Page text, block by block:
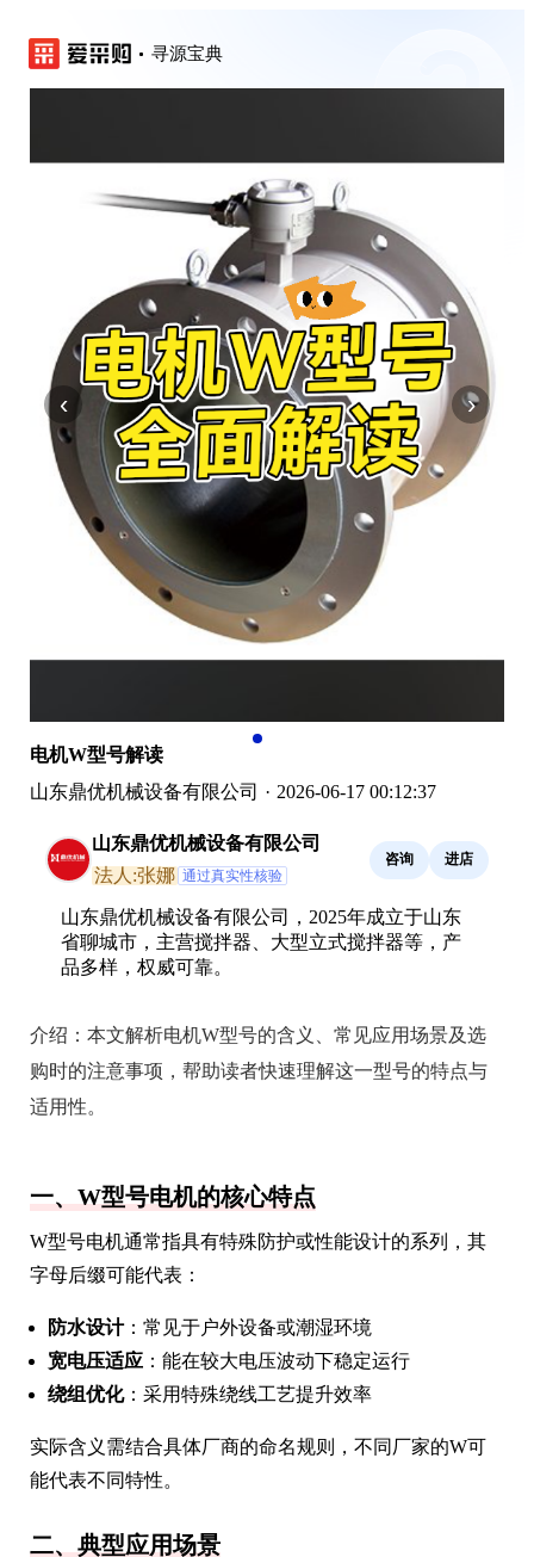
寻源宝典
‹ ›
电机W型号解读
山东鼎优机械设备有限公司 · 2026-06-17 00:12:37
山东鼎优机械设备有限公司
法人:张娜 通过真实性核验
咨询 进店
山东鼎优机械设备有限公司，2025年成立于山东
省聊城市，主营搅拌器、大型立式搅拌器等，产
品多样，权威可靠。
介绍： 本文解析电机W型号的含义、常见应用场景及选
购时的注意事项，帮助读者快速理解这一型号的特点与
适用性。
一、W型号电机的核心特点
W型号电机通常指具有特殊防护或性能设计的系列，其
字母后缀可能代表：
防水设计：常见于户外设备或潮湿环境
宽电压适应 ：能在较大电压波动下稳定运行
绕组优化：采用特殊绕线工艺提升效率
实际含义需结合具体厂商的命名规则，不同厂家的W可
能代表不同特性。
二、典型应用场景